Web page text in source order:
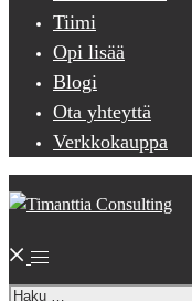
Tiimi
Opi lisää
Blogi
Ota yhteyttä
Verkkokauppa
Toggle
menu
Haku: